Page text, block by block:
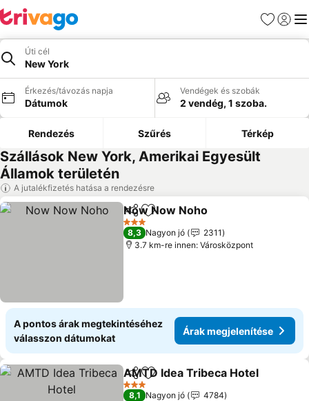
Kedvencek
Úti cél
New York
Érkezés/távozás napja
Dátumok
Vendégek és szobák
2 vendég, 1 szoba.
Rendezés Szűrés Térkép
Szállások New York, Amerikai Egyesült
Államok területén
A jutalékfizetés hatása a rendezésre
Megosztás
Hozzáadás a kedvencekhez
Now Now Noho
3 Kategória
8,3 Nagyon jó
2311
3.7 km-re innen: Városközpont
A pontos árak megtekintéséhez
válasszon dátumokat
Árak megjelenítése
Megosztás
Hozzáadás a kedvencekhez
AMTD Idea Tribeca Hotel
3 Kategória
8,1 Nagyon jó
4784